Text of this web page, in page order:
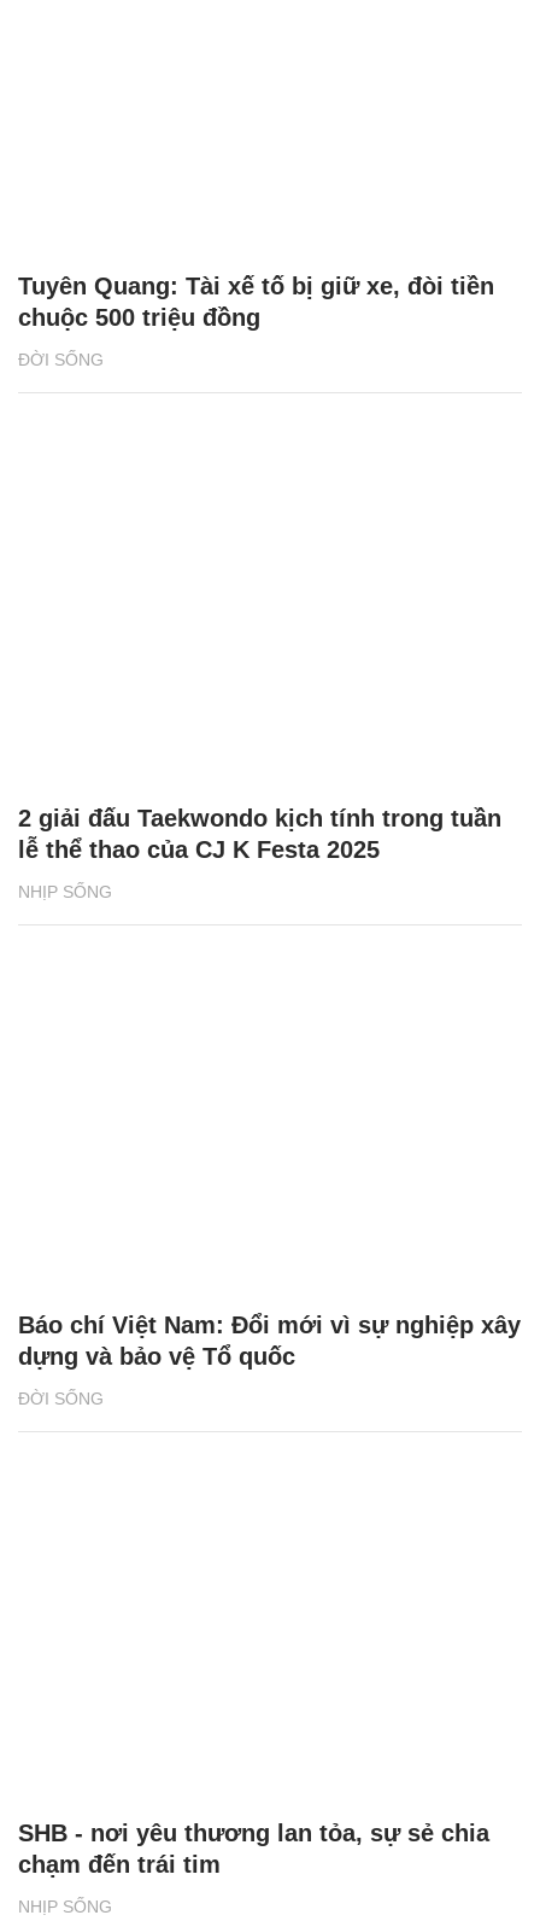
ĐỜI SỐNG
Tuyên Quang: Tài xế tố bị giữ xe, đòi tiền
chuộc 500 triệu đồng
NHỊP SỐNG
2 giải đấu Taekwondo kịch tính trong tuần
lễ thể thao của CJ K Festa 2025
ĐỜI SỐNG
Báo chí Việt Nam: Đổi mới vì sự nghiệp xây
dựng và bảo vệ Tổ quốc
NHỊP SỐNG
SHB - nơi yêu thương lan tỏa, sự sẻ chia
chạm đến trái tim